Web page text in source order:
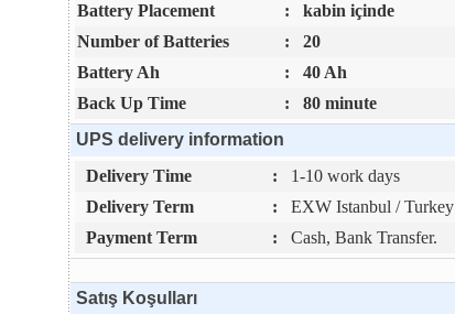
Battery Placement
:
kabin içinde
Number of Batteries
:
20
Battery Ah
:
40 Ah
Back Up Time
:
80 minute
UPS delivery information
Delivery Time
:
1-10 work days
Delivery Term
:
EXW Istanbul / Turkey
Payment Term
: Cash, Bank Transfer.
Satış Koşulları